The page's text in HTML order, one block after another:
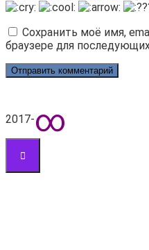
Сохранить моё имя,
браузере для
2017-∞